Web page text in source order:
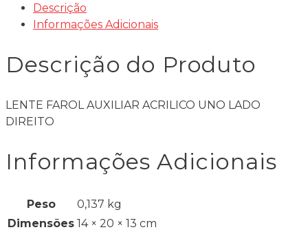
quantidade
Descrição
Informações Adicionais
Descrição do Produto
LENTE FAROL AUXILIAR ACRILICO UNO LADO
DIREITO
Informações Adicionais
Peso
0,137 kg
Dimensões 14 × 20 × 13 cm